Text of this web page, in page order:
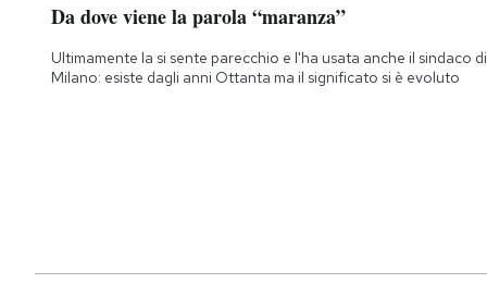
Da dove viene la parola “maranza”
Ultimamente la si sente parecchio e l'ha usata anche il sindaco di
Milano: esiste dagli anni Ottanta ma il significato si è evoluto